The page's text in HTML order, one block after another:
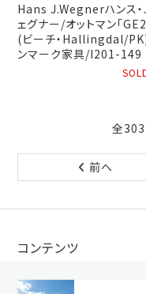
Hans J.Wegnerハンス・
ェグナー/オットマン「
(ビーチ・Hallingdal/
ンマーク家具/I201-149
全
前へ
コンテンツ